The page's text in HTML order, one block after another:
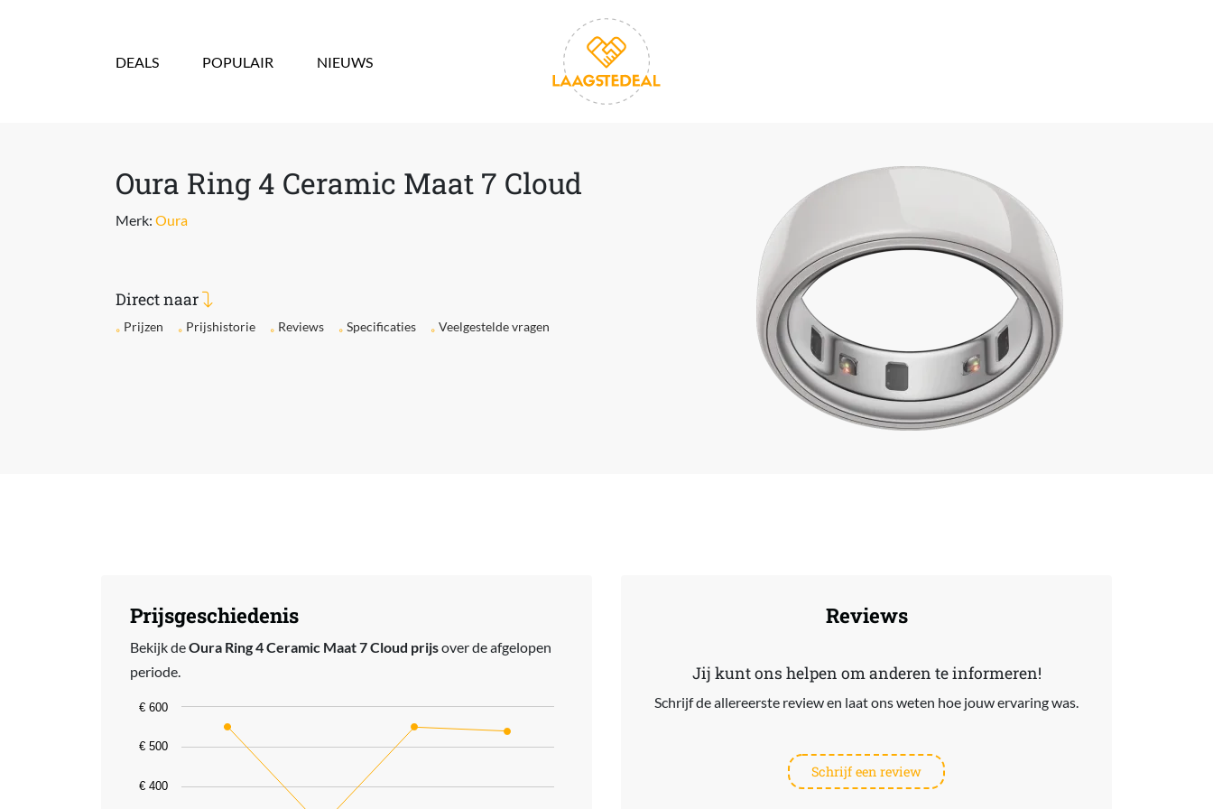
DEALS POPULAIR NIEUWS
Oura Ring 4 Ceramic Maat 7 Cloud
Merk: Oura
Direct naar
Prijzen Prijshistorie Reviews Specificaties Veelgestelde vragen
Prijsgeschiedenis
Bekijk deOura Ring 4 Ceramic Maat 7 Cloud prijsover de afgelopen
periode.
Chart
Line chart with 4 data points.
The chart has 1 X axis displaying categories.
The chart has 1 Y axis displaying values. Data ranges from 299 to 549.
€ 400
€ 500
€ 600
Reviews
Jij kunt ons helpen om anderen te informeren!
Schrijf de allereerste review en laat ons weten hoe jouw ervaring was.
Schrijf een review